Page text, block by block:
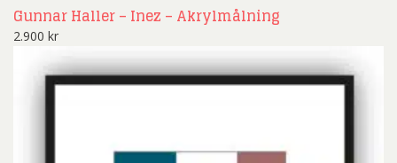
Gunnar Haller – Inez – Akrylmålning
2.900 kr